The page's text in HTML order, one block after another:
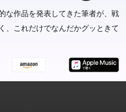
な作品を発表してきた筆者が、戦
、これだけでなんだかグッときて